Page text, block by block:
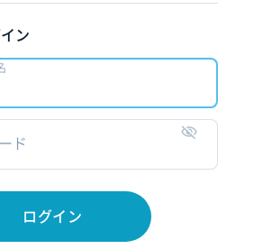
ン
ド
ログイン